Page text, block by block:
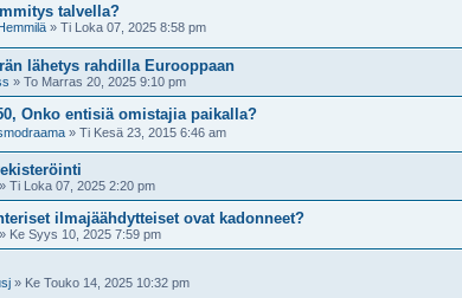
talvella?
» Ti Loka 07, 2025 8:58 pm
lähetys rahdilla Eurooppaan
» To Marras 20, 2025 9:10 pm
Onko entisiä omistajia paikalla?
» Ti Kesä 23, 2015 6:46 am
» Ti Loka 07, 2025 2:20 pm
ilmajäähdytteiset ovat kadonneet?
» Ke Syys 10, 2025 7:59 pm
» Ke Touko 14, 2025 10:32 pm